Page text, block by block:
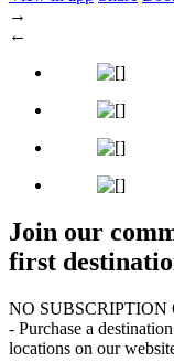
→
←
Join our
first
NO
- Purchase a
locations on our